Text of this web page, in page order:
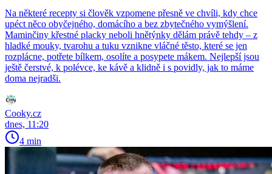
Na některé recepty si člověk vzpomene přesně ve chvíli, kdy chce
upéct něco obyčejného, domácího a bez zbytečného vymýšlení.
Maminčiny křestné placky neboli hnětýnky dělám právě tehdy – z
hladké mouky, tvarohu a tuku vznikne vláčné těsto, které se jen
rozplácne, potřete bílkem, osolíte a posypete mákem. Nejlepší jsou
ještě čerstvé, k polévce, ke kávě a klidně i s povidly, jak to máme
doma nejradši.
Cooky.cz
dnes, 11:20
4 min